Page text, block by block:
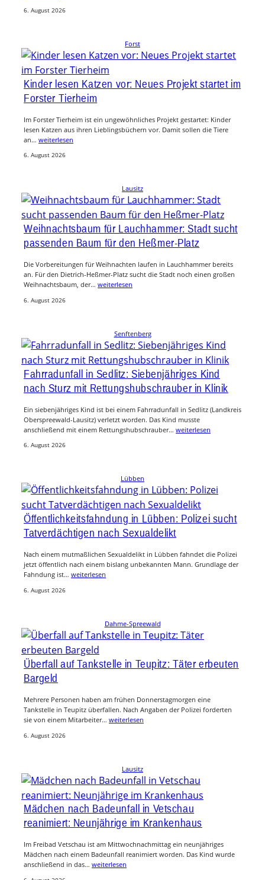
6. August 2026
Forst
Kinder lesen Katzen vor: Neues Projekt startet im
Forster Tierheim
Im Forster Tierheim ist ein ungewöhnliches Projekt gestartet: Kinder
lesen Katzen aus ihren Lieblingsbüchern vor. Damit sollen die Tiere
an… weiterlesen
6. August 2026
Lausitz
Weihnachtsbaum für Lauchhammer: Stadt sucht
passenden Baum für den Heßmer-Platz
Die Vorbereitungen für Weihnachten laufen in Lauchhammer bereits
an. Für den Dietrich-Heßmer-Platz sucht die Stadt noch einen großen
Weihnachtsbaum, der… weiterlesen
6. August 2026
Senftenberg
Fahrradunfall in Sedlitz: Siebenjähriges Kind
nach Sturz mit Rettungshubschrauber in Klinik
Ein siebenjähriges Kind ist bei einem Fahrradunfall in Sedlitz (Landkreis
Oberspreewald-Lausitz) verletzt worden. Das Kind musste
anschließend mit einem Rettungshubschrauber… weiterlesen
6. August 2026
Lübben
Öffentlichkeitsfahndung in Lübben: Polizei sucht
Tatverdächtigen nach Sexualdelikt
Nach einem mutmaßlichen Sexualdelikt in Lübben fahndet die Polizei
jetzt öffentlich nach einem bislang unbekannten Mann. Grundlage der
Fahndung ist… weiterlesen
6. August 2026
Dahme-Spreewald
Überfall auf Tankstelle in Teupitz: Täter erbeuten
Bargeld
Mehrere Personen haben am frühen Donnerstagmorgen eine
Tankstelle in Teupitz überfallen. Nach Angaben der Polizei forderten
sie von einem Mitarbeiter… weiterlesen
6. August 2026
Lausitz
Mädchen nach Badeunfall in Vetschau
reanimiert: Neunjährige im Krankenhaus
Im Freibad Vetschau ist am Mittwochnachmittag ein neunjähriges
Mädchen nach einem Badeunfall reanimiert worden. Das Kind wurde
anschließend in das… weiterlesen